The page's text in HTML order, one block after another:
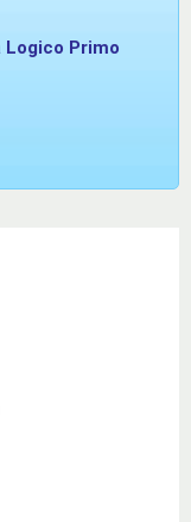
Primo